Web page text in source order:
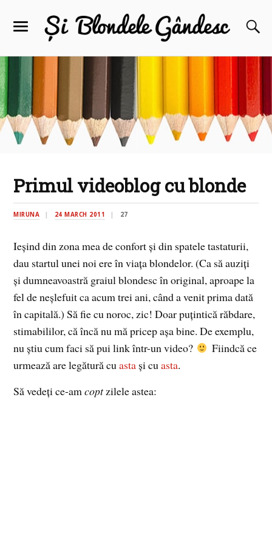
Primul videoblog cu blonde
MIRUNA 24 MARCH 2011 27
Ieşind din zona mea de confort şi din spatele tastaturii,
dau startul unei noi ere în viaţa blondelor. (Ca să auziţi
şi dumneavoastră graiul blondesc în original, aproape la
fel de neşlefuit ca acum trei ani, când a venit prima dată
în capitală.) Să fie cu noroc, zic! Doar puţintică răbdare,
stimabililor, că încă nu mă pricep aşa bine. De exemplu,
nu ştiu cum faci să pui link într-un video?
Fiindcă ce
urmează are legătură cuasta şi cuasta.
Să vedeţi ce-amcoptzilele astea: